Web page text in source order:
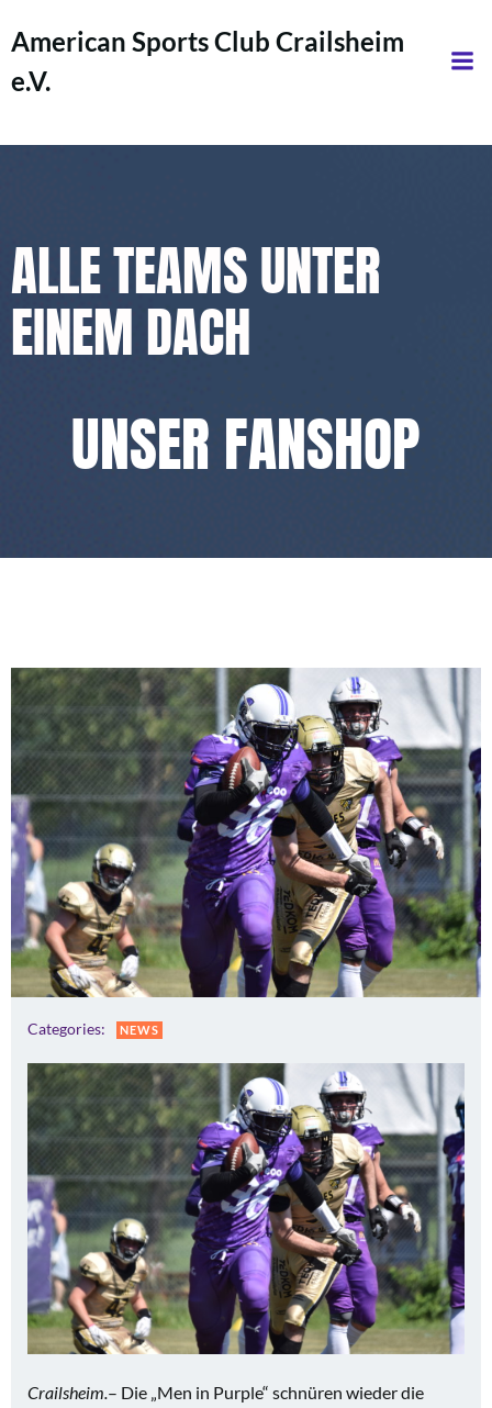
Inhalt
American Sports Club Crailsheim
e.V.
ALLE TEAMS UNTER
EINEM DACH
UNSER FANSHOP
Categories: NEWS
Crailsheim.– Die „Men in Purple“ schnüren wieder die